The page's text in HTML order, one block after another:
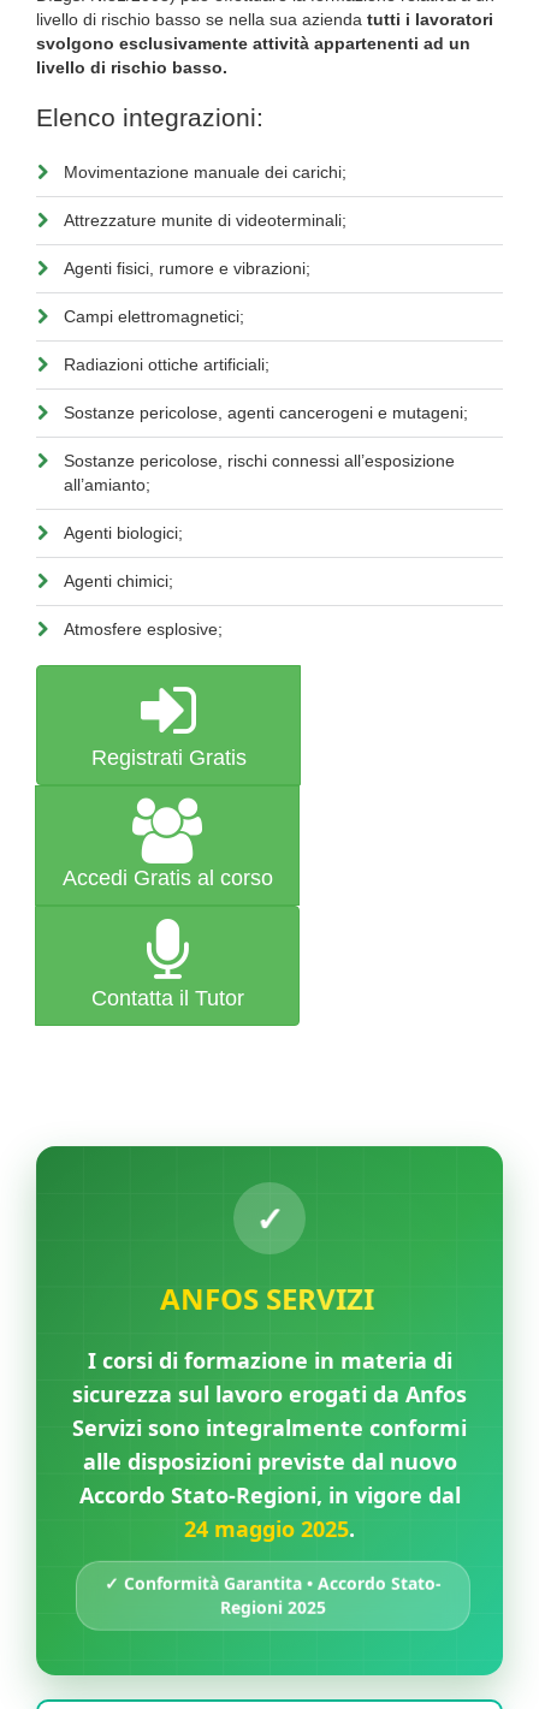
livello di rischio basso se nella sua azienda tutti i lavoratori
svolgono esclusivamente attività appartenenti ad un
livello di rischio basso.
Elenco integrazioni:
Movimentazione manuale dei carichi;
Attrezzature munite di videoterminali;
Agenti fisici, rumore e vibrazioni;
Campi elettromagnetici;
Radiazioni ottiche artificiali;
Sostanze pericolose, agenti cancerogeni e mutageni;
Sostanze pericolose, rischi connessi all’esposizione
all’amianto;
Agenti biologici;
Agenti chimici;
Atmosfere esplosive;
Registrati Gratis
Accedi Gratis al corso
Contatta il Tutor
✓
ANFOS SERVIZI
I corsi di formazione in materia di
sicurezza sul lavoro erogati da Anfos
Servizi sono integralmente conformi
alle disposizioni previste dal nuovo
Accordo Stato-Regioni, in vigore dal
24 maggio 2025.
✓ Conformità Garantita • Accordo Stato-
Regioni 2025